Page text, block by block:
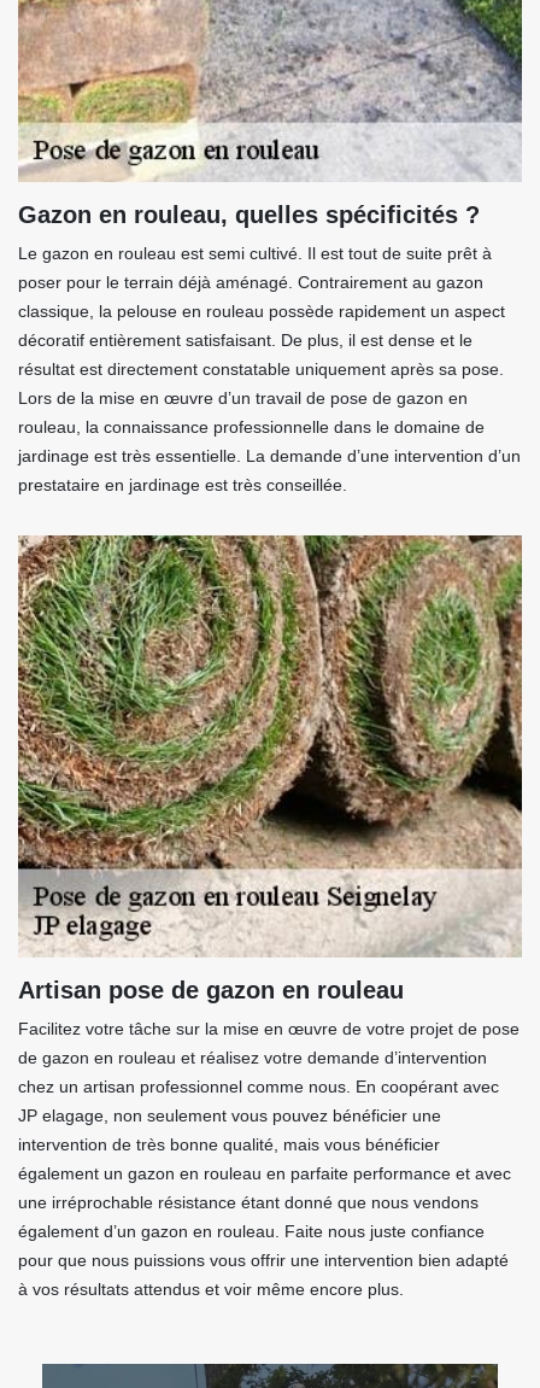
Gazon en rouleau, quelles spécificités ?
Le gazon en rouleau est semi cultivé. Il est tout de suite prêt à
poser pour le terrain déjà aménagé. Contrairement au gazon
classique, la pelouse en rouleau possède rapidement un aspect
décoratif entièrement satisfaisant. De plus, il est dense et le
résultat est directement constatable uniquement après sa pose.
Lors de la mise en œuvre d’un travail de pose de gazon en
rouleau, la connaissance professionnelle dans le domaine de
jardinage est très essentielle. La demande d’une intervention d’un
prestataire en jardinage est très conseillée.
Artisan pose de gazon en rouleau
Facilitez votre tâche sur la mise en œuvre de votre projet de pose
de gazon en rouleau et réalisez votre demande d’intervention
chez un artisan professionnel comme nous. En coopérant avec
JP elagage, non seulement vous pouvez bénéficier une
intervention de très bonne qualité, mais vous bénéficier
également un gazon en rouleau en parfaite performance et avec
une irréprochable résistance étant donné que nous vendons
également d’un gazon en rouleau. Faite nous juste confiance
pour que nous puissions vous offrir une intervention bien adapté
à vos résultats attendus et voir même encore plus.